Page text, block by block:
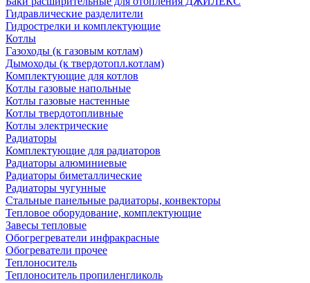
Гидравлические разделители
Гидрострелки и комплектующие
Котлы
Газоходы (к газовым котлам)
Дымоходы (к твердотопл.котлам)
Комплектующие для котлов
Котлы газовые напольные
Котлы газовые настенные
Котлы твердотопливные
Котлы электрические
Радиаторы
Комплектующие для радиаторов
Радиаторы алюминиевые
Радиаторы биметаллические
Радиаторы чугунные
Стальные панельные радиаторы, конвекторы
Тепловое оборудование, комплектующие
Завесы тепловые
Обогрегреватели инфракрасные
Обогреватели прочее
Теплоноситель
Теплоноситель пропиленгликоль